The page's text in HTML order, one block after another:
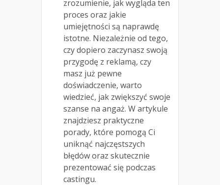
zrozumienie, jak wygląda ten
proces oraz jakie
umiejętności są naprawdę
istotne. Niezależnie od tego,
czy dopiero zaczynasz swoją
przygodę z reklamą, czy
masz już pewne
doświadczenie, warto
wiedzieć, jak zwiększyć swoje
szanse na angaż. W artykule
znajdziesz praktyczne
porady, które pomogą Ci
uniknąć najczęstszych
błędów oraz skutecznie
prezentować się podczas
castingu.